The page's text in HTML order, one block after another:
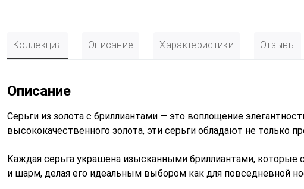
Коллекция Описание Характеристики Отзывы
Описание
Серьги из золота с бриллиантами — это воплощение
высококачественного золота, эти серьги обладают не только
Каждая серьга украшена изысканными бриллиантами,
и шарм, делая его идеальным выбором как для повседневной